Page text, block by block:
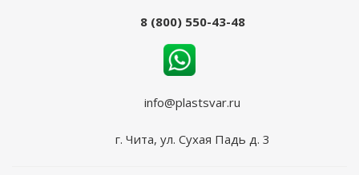
8 (800) 550-43-48
info@plastsvar.ru
г. Чита, ул. Сухая Падь д. 3